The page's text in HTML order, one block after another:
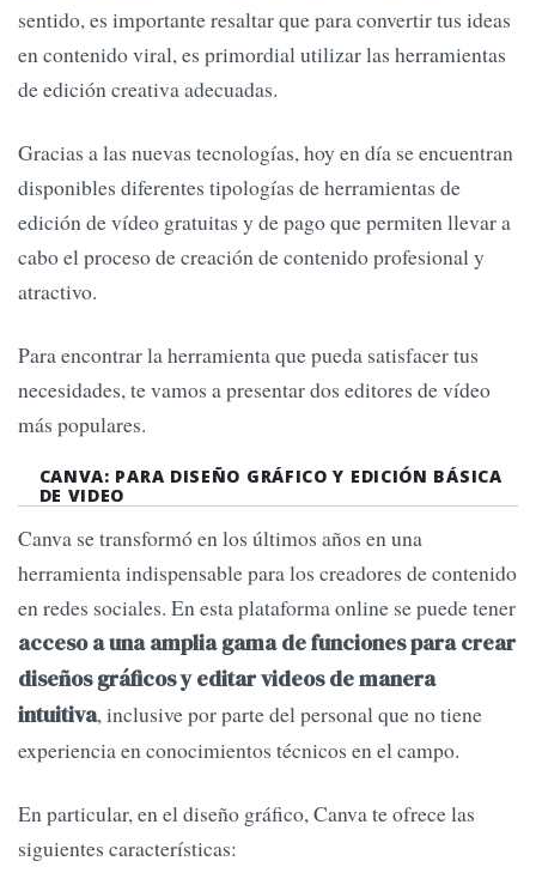
sentido, es importante resaltar que para convertir tus ideas
en contenido viral, es primordial utilizar las herramientas
de edición creativa adecuadas.
Gracias a las nuevas tecnologías, hoy en día se encuentran
disponibles diferentes tipologías de herramientas de
edición de vídeo gratuitas y de pago que permiten llevar a
cabo el proceso de creación de contenido profesional y
atractivo.
Para encontrar la herramienta que pueda satisfacer tus
necesidades, te vamos a presentar dos editores de vídeo
más populares.
CANVA: PARA DISEÑO GRÁFICO Y EDICIÓN BÁSICA
DE VIDEO
Canva se transformó en los últimos años en una
herramienta indispensable para los creadores de contenido
en redes sociales. En esta plataforma online se puede tener
acceso a una amplia gama de funciones para crear
diseños gráficos y editar videos de manera
intuitiva, inclusive por parte del personal que no tiene
experiencia en conocimientos técnicos en el campo.
En particular, en el diseño gráfico, Canva te ofrece las
siguientes características: